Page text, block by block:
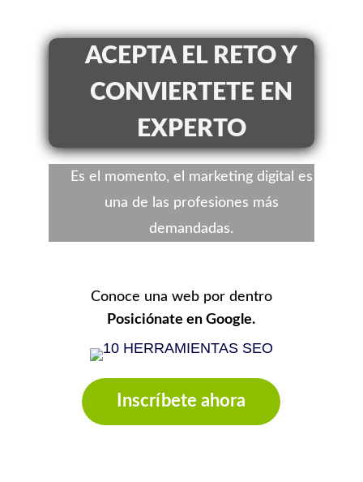
ACEPTA EL RETO Y
CONVIERTETE EN
EXPERTO
Es el momento, el marketing digital es
una de las profesiones más
demandadas.
Conoce una web por dentro
Posiciónate en Google.
Inscríbete ahora